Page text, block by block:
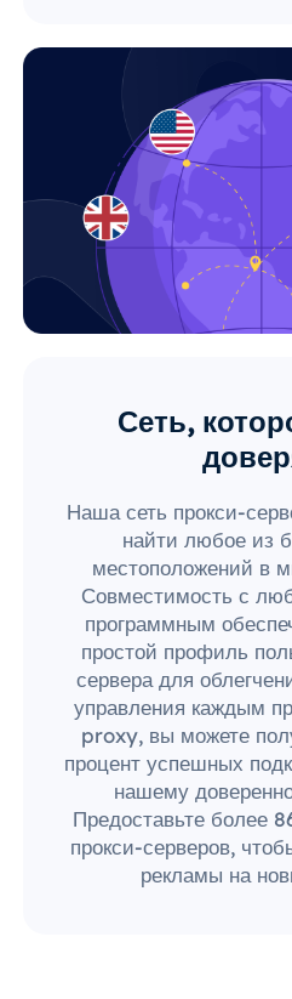
Сеть,
Наша сеть прокси-
найти любое из
местоположений в
Совместимость с
программным
простой профиль
сервера для
управления каждым
proxy, вы можете
процент успешных
нашему
Предоставьте более
прокси-серверов,
рекламы на